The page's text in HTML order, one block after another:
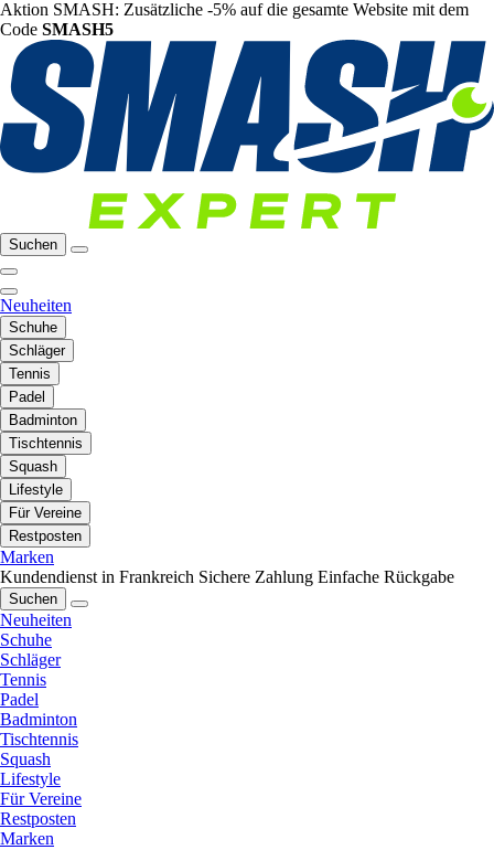
Aktion SMASH: Zusätzliche -5% auf die gesamte Website mit dem
Code SMASH5
Suchen
Neuheiten
Schuhe
Schläger
Tennis
Padel
Badminton
Tischtennis
Squash
Lifestyle
Für Vereine
Restposten
Marken
Kundendienst in Frankreich Sichere Zahlung Einfache Rückgabe
Suchen
Neuheiten
Schuhe
Schläger
Tennis
Padel
Badminton
Tischtennis
Squash
Lifestyle
Für Vereine
Restposten
Marken